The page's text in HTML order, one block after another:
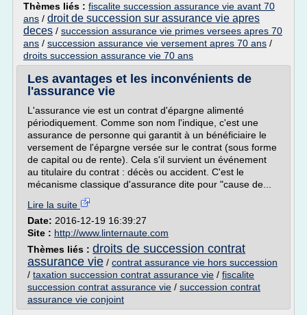
Thèmes liés : fiscalite succession assurance vie avant 70
ans / droit de succession sur assurance vie apres
deces / succession assurance vie primes versees apres 70
ans / succession assurance vie versement apres 70 ans /
droits succession assurance vie 70 ans
Les avantages et les inconvénients de
l'assurance vie
L'assurance vie est un contrat d'épargne alimenté
périodiquement. Comme son nom l'indique, c'est une
assurance de personne qui garantit à un bénéficiaire le
versement de l'épargne versée sur le contrat (sous forme
de capital ou de rente). Cela s'il survient un événement
au titulaire du contrat : décès ou accident. C'est le
mécanisme classique d'assurance dite pour "cause de...
Lire la suite
Date: 2016-12-19 16:39:27
Site : http://www.linternaute.com
Thèmes liés : droits de succession contrat
assurance vie / contrat assurance vie hors succession
/ taxation succession contrat assurance vie / fiscalite
succession contrat assurance vie / succession contrat
assurance vie conjoint